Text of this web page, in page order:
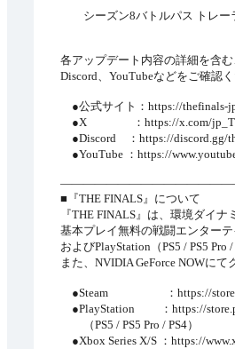
シーズン8バトルパス トレーラ
各アップデート内容の詳細を含
Discord、YouTubeなどをご確認く
●公式サイト：https://thefinals-
●X ：https://x.com/
●Discord ：https://discord.gg/
●YouTube ：https://
■『THE FINALS』について
『THE FINALS』は、環境ダイ
基本プレイ無料の戦闘エンター
およびPlayStation（PS5 / PS5 Pro
また、NVIDIA GeForce NOWに
●Steam ：https://
●PlayStation ：https://
（PS5 / PS5 Pro / PS4）
●Xbox Series X/S ：https://